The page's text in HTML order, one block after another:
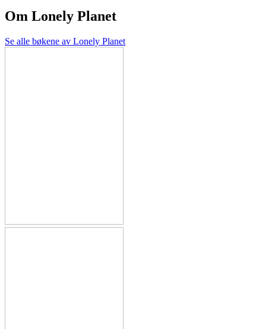
Om Lonely Planet
Se alle bøkene av Lonely Planet